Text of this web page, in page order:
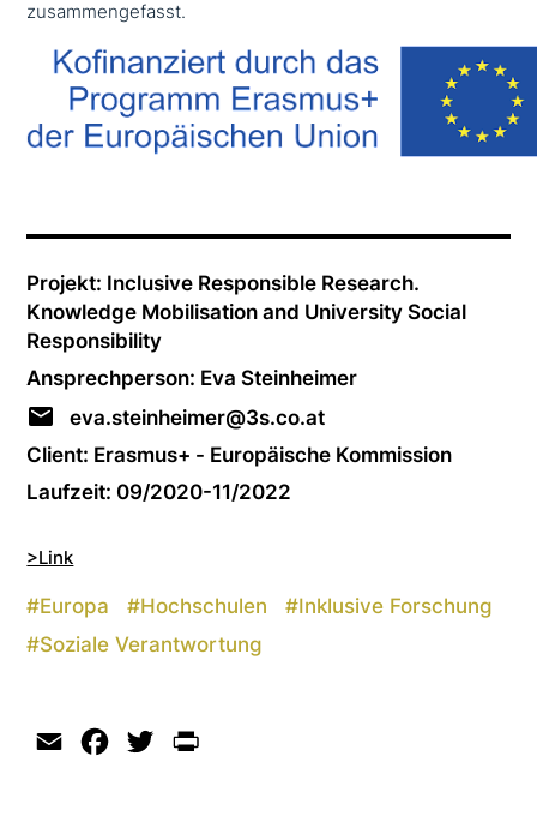
zusammengefasst.
Projekt: Inclusive Responsible Research.
Knowledge Mobilisation and University Social
Responsibility
Ansprechperson: Eva Steinheimer
eva.steinheimer@3s.co.at
Client: Erasmus+ - Europäische Kommission
Laufzeit: 09/2020-11/2022
>Link
#Europa #Hochschulen #Inklusive Forschung
#Soziale Verantwortung
Email Facebook
Twitter